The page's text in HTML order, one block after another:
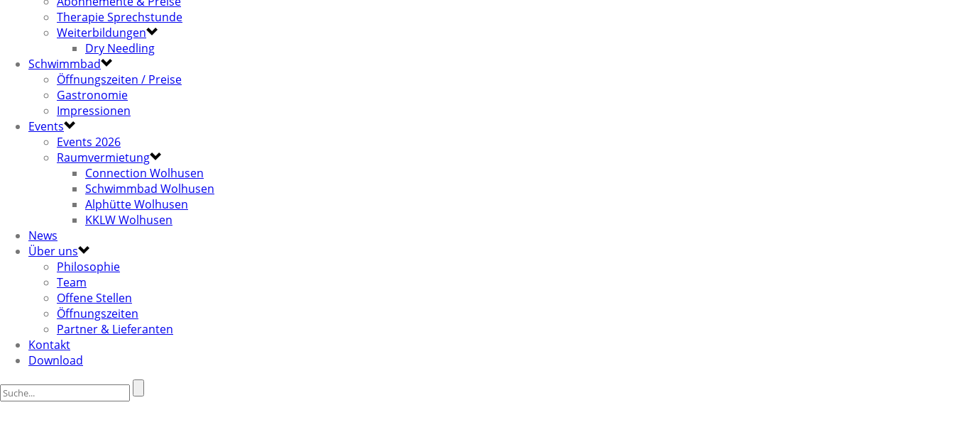
Therapie Sprechstunde
Weiterbildungen
Dry Needling
Schwimmbad
Öffnungszeiten / Preise
Gastronomie
Impressionen
Events
Events 2026
Raumvermietung
Connection Wolhusen
Schwimmbad Wolhusen
Alphütte Wolhusen
KKLW Wolhusen
News
Über uns
Philosophie
Team
Offene Stellen
Öffnungszeiten
Partner & Lieferanten
Kontakt
Download